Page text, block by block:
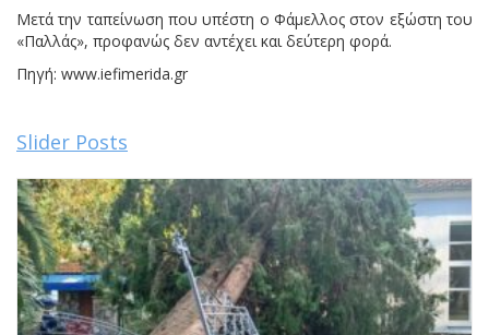
Μετά την ταπείνωση που υπέστη ο Φάμελλος στον εξώστη του
«Παλλάς», προφανώς δεν αντέχει και δεύτερη φορά.
Πηγή: www.iefimerida.gr
Slider Posts